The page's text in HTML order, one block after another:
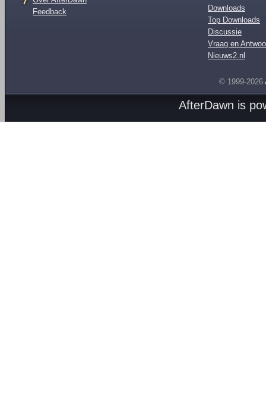
Feedback
Downloads
Top Downloads
Discussie
Vraag en
Nieuws2.nl
© 1999-2026
AfterDawn is